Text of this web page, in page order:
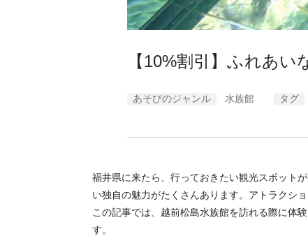
【10%割引】ふれあ
あそびのジャンル 水族館 タグ
福井県に来たら、行っておきたい観光スポット
い独自の魅力がたくさんあります。アトラクシ
この記事では、越前松島水族館を訪れる際に体
す。